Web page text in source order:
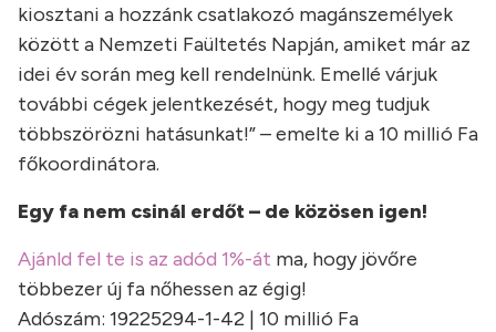
kiosztani a hozzánk csatlakozó magánszemélyek
között a Nemzeti Faültetés Napján, amiket már az
idei év során meg kell rendelnünk. Emellé várjuk
további cégek jelentkezését, hogy meg tudjuk
többszörözni hatásunkat!” – emelte ki a 10 millió Fa
főkoordinátora.
Egy fa nem csinál erdőt – de közösen igen!
Ajánld fel te is az adód 1%-át ma, hogy jövőre
többezer új fa nőhessen az égig!
Adószám: 19225294-1-42 | 10 millió Fa